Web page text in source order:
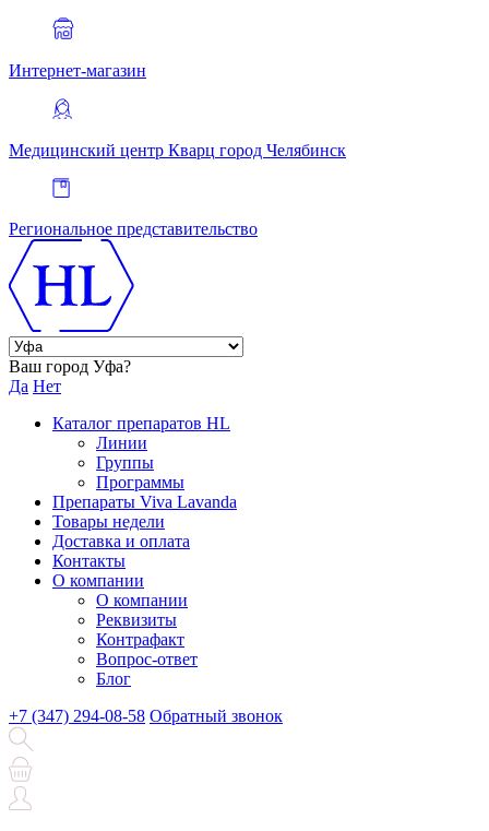
Интернет-магазин
Медицинский центр Кварц город Челябинск
Региональное представительство
Ваш город Уфа?
Да Нет
Каталог препаратов HL
Линии
Группы
Программы
Препараты Viva Lavanda
Товары недели
Доставка и оплата
Контакты
О компании
О компании
Реквизиты
Контрафакт
Вопрос-ответ
Блог
+7 (347) 294-08-58 Обратный звонок